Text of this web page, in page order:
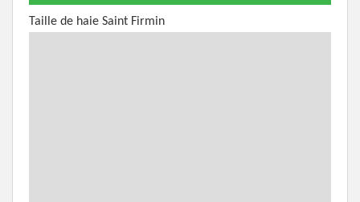
Taille de haie Saint Firmin